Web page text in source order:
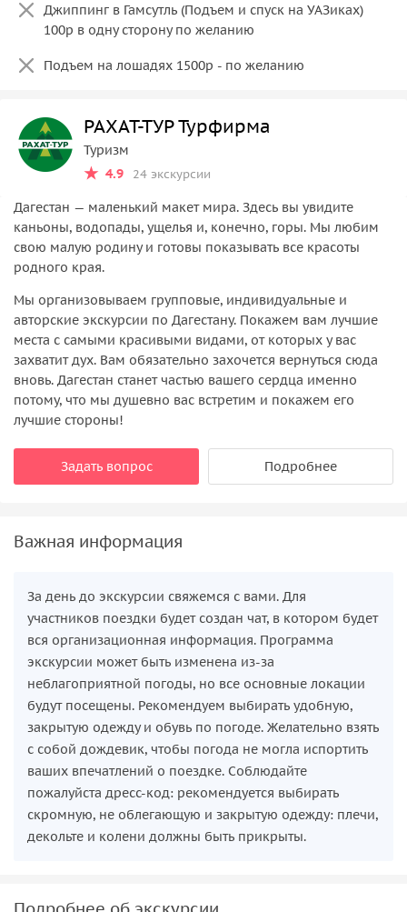
Джиппинг в Гамсутль (Подъем и спуск на УАЗиках)
100р в одну сторону по желанию
Подъем на лошадях 1500р - по желанию
РАХАТ-ТУР Турфирма
Туризм
4.9
24 экскурсии
Дагестан — маленький макет мира. Здесь вы увидите
каньоны, водопады, ущелья и, конечно, горы. Мы любим
свою малую родину и готовы показывать все красоты
родного края.
Мы организовываем групповые, индивидуальные и
авторские экскурсии по Дагестану. Покажем вам лучшие
места с самыми красивыми видами, от которых у вас
захватит дух. Вам обязательно захочется вернуться сюда
вновь. Дагестан станет частью вашего сердца именно
потому, что мы душевно вас встретим и покажем его
лучшие стороны!
Задать вопрос Подробнее
Важная информация
За день до экскурсии свяжемся с вами. Для
участников поездки будет создан чат, в котором будет
вся организационная информация. Программа
экскурсии может быть изменена из-за
неблагоприятной погоды, но все основные локации
будут посещены. Рекомендуем выбирать удобную,
закрытую одежду и обувь по погоде. Желательно взять
с собой дождевик, чтобы погода не могла испортить
ваших впечатлений о поездке. Соблюдайте
пожалуйста дресс-код: рекомендуется выбирать
скромную, не облегающую и закрытую одежду: плечи,
декольте и колени должны быть прикрыты.